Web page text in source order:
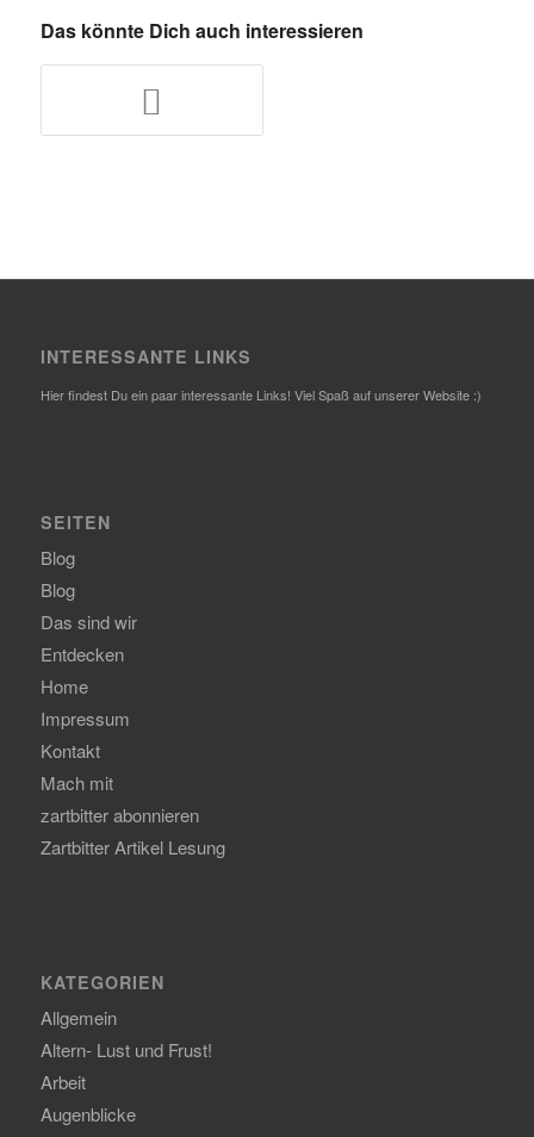
Das könnte Dich auch interessieren
INTERESSANTE LINKS
Hier findest Du ein paar interessante Links! Viel Spaß auf unserer Website :)
SEITEN
Blog
Blog
Das sind wir
Entdecken
Home
Impressum
Kontakt
Mach mit
zartbitter abonnieren
Zartbitter Artikel Lesung
KATEGORIEN
Allgemein
Altern- Lust und Frust!
Arbeit
Augenblicke